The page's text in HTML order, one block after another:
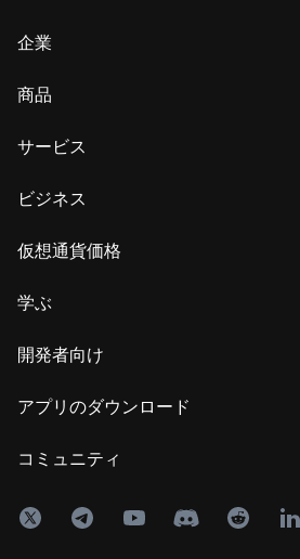
企業
商品
サービス
ビジネス
仮想通貨価格
学ぶ
開発者向け
アプリのダウンロード
コミュニティ